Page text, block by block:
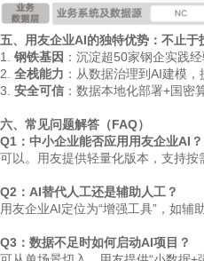
五、用友企业AI的独特优势：不止于
1. 钢铁基因 ：沉淀超50家钢企实践
2. 全栈能力 ：从数据治理到AI建模，
3. 安全可信 ：数据本地化部署+国密
六、常见问题解答（FAQ）
Q1：中小企业能否应用用友企业AI？
可以。用友提供轻量化版本，支持按
Q2：AI替代人工还是辅助人工？
用友企业AI定位为“增强工具”，如
Q3：数据不足时如何启动AI项目？